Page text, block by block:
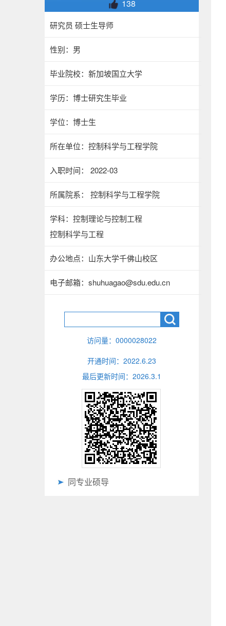
138
研究员 硕士生导师
性别：男
毕业院校：新加坡国立大学
学历：博士研究生毕业
学位：博士生
所在单位：控制科学与工程学院
入职时间： 2022-03
所属院系： 控制科学与工程学院
学科：控制理论与控制工程
控制科学与工程
办公地点：山东大学千佛山校区
电子邮箱： shuhuagao@sdu.edu.cn
访问量： 0000028022
开通时间： 2022.6.23
最后更新时间： 2026.3.1
同专业硕导